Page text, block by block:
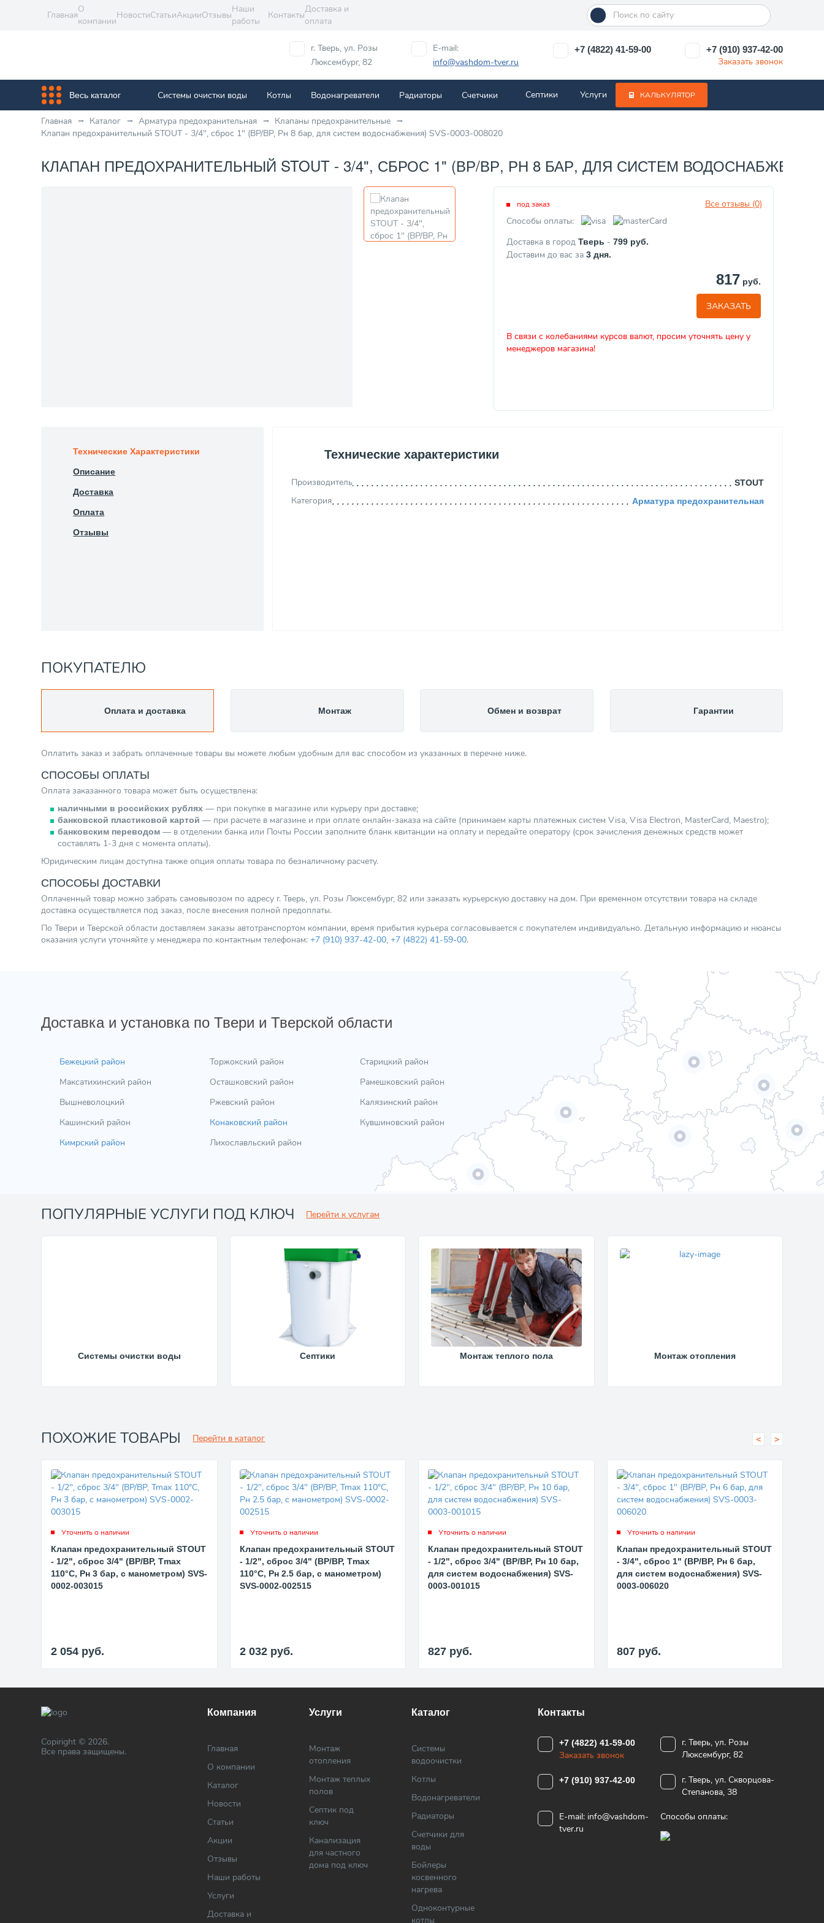
Главная
О
компании
НовостиСтатьиАкцииОтзывы
Наши
работы
Контакты
Доставка и
оплата
г. Тверь, ул. Розы
Люксембург, 82
E-mail:
info@vashdom-tver.ru
+7 (4822) 41-59-00 +7 (910) 937-42-00
Заказать звонок
Весь каталог Системы очистки воды Котлы Водонагреватели Радиаторы Cчетчики Септики Услуги КАЛЬКУЛЯТОР
Главная Каталог Арматура предохранительная
Клапаны предохранительные
Клапан предохранительный STOUT - 3/4", сброс 1" (ВР/ВР, Рн 8 бар, для систем водоснабжения) SVS-0003-008020
КЛАПАН ПРЕДОХРАНИТЕЛЬНЫЙ STOUT - 3/4", СБРОС 1" (ВР/ВР, РН 8 БАР, ДЛЯ СИСТЕМ ВОДОСНАБЖЕНИЯ)
Все отзывы (0)
под заказ
Способы оплаты:
Доставка в город Тверь - 799 руб.
Доставим до вас за 3 дня.
817 руб.
ЗАКАЗАТЬ
В связи с колебаниями курсов валют, просим уточнять цену у
менеджеров магазина!
Технические Характеристики Технические характеристики
Производитель STOUT
Категория Арматура предохранительная
Описание
Доставка
Оплата
Отзывы
ПОКУПАТЕЛЮ
Оплата и доставка
Оплатить заказ и забрать оплаченные товары вы можете любым удобным для вас способом из указанных в перечне ниже.
СПОСОБЫ ОПЛАТЫ
Оплата заказанного товара может быть осуществлена:
наличными в российских рублях — при покупке в магазине или курьеру при доставке;
банковской пластиковой картой — при расчете в магазине и при оплате онлайн-заказа на сайте (принимаем карты платежных систем Visa, Visa Electron, MasterCard, Maestro);
банковским переводом — в отделении банка или Почты России заполните бланк квитанции на оплату и передайте оператору (срок зачисления денежных средств может
составлять 1-3 дня с момента оплаты).
Юридическим лицам доступна также опция оплаты товара по безналичному расчету.
СПОСОБЫ ДОСТАВКИ
Оплаченный товар можно забрать самовывозом по адресу г. Тверь, ул. Розы Люксембург, 82 или заказать курьерскую доставку на дом. При временном отсутствии товара на складе
доставка осуществляется под заказ, после внесения полной предоплаты.
По Твери и Тверской области доставляем заказы автотранспортом компании, время прибытия курьера согласовывается с покупателем индивидуально. Детальную информацию и нюансы
оказания услуги уточняйте у менеджера по контактным телефонам: +7 (910) 937-42-00, +7 (4822) 41-59-00.
Монтаж Обмен и возврат Гарантии
Доставка и установка по Твери и Тверской области
Бежецкий район
Максатихинский район
Вышневолоцкий
Кашинский район
Кимрский район
Торжокский район
Осташковский район
Ржевский район
Конаковский район
Лихославльский район
Старицкий район
Рамешковский район
Калязинский район
Кувшиновский район
ПОПУЛЯРНЫЕ УСЛУГИ ПОД КЛЮЧ Перейти к услугам
Системы очистки воды Септики Монтаж теплого пола Монтаж отопления
ПОХОЖИЕ ТОВАРЫ Перейти в каталог
Уточнить о наличии
Клапан предохранительный STOUT
- 1/2", сброс 3/4" (ВР/ВР, Tmax
110°C, Рн 3 бар, с манометром) SVS-
0002-003015
2 054 руб.
Уточнить о наличии
Клапан предохранительный STOUT
- 1/2", сброс 3/4" (ВР/ВР, Tmax
110°C, Рн 2.5 бар, с манометром)
SVS-0002-002515
2 032 руб.
Уточнить о наличии
Клапан предохранительный STOUT
- 1/2", сброс 3/4" (ВР/ВР, Рн 10 бар,
для систем водоснабжения) SVS-
0003-001015
827 руб.
Уточнить о наличии
Клапан предохранительный STOUT
- 3/4", сброс 1" (ВР/ВР, Рн 6 бар,
для систем водоснабжения) SVS-
0003-006020
807 руб.
< >
Copiright © 2026.
Все права защищены.
Компания
Главная
О компании
Каталог
Новости
Статьи
Акции
Отзывы
Наши работы
Услуги
Доставка и
Услуги
Монтаж
отопления
Монтаж теплых
полов
Септик под
ключ
Канализация
для частного
дома под ключ
Каталог
Системы
водоочистки
Котлы
Водонагреватели
Радиаторы
Cчетчики для
воды
Бойлеры
косвенного
нагрева
Одноконтурные
котлы
Контакты
+7 (4822) 41-59-00
Заказать звонок
г. Тверь, ул. Розы
Люксембург, 82
+7 (910) 937-42-00
г. Тверь, ул. Скворцова-
Степанова, 38
E-mail: info@vashdom-
tver.ru
Способы оплаты: